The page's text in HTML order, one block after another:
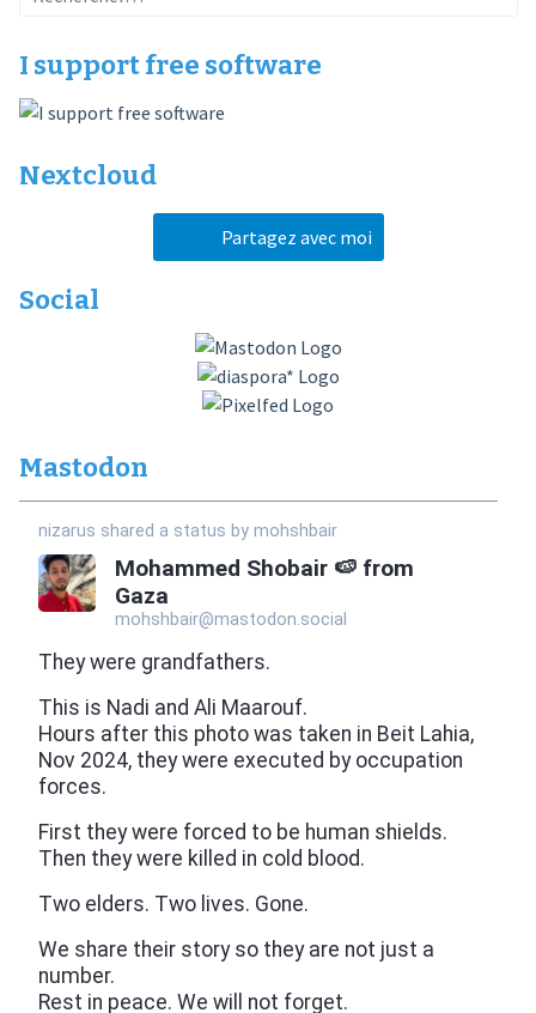
I support free software
Nextcloud
Partagez avec moi
Social
Mastodon